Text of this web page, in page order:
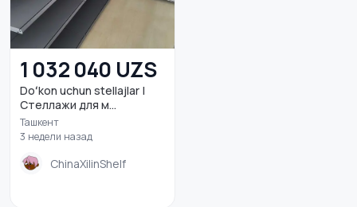
1 032 040 UZS
Doʻkon uchun stellajlar |
Стеллажи для м...
Ташкент
3 недели назад
ChinaXilinShelf